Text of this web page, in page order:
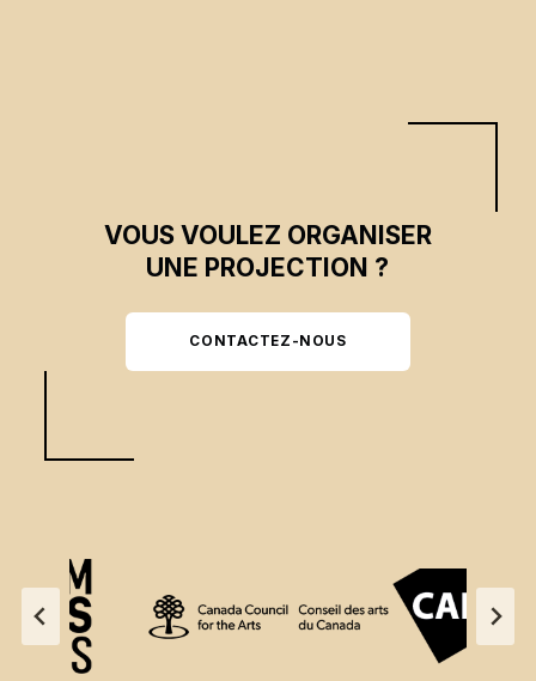
VOUS VOULEZ ORGANISER
UNE PROJECTION ?
CONTACTEZ-NOUS